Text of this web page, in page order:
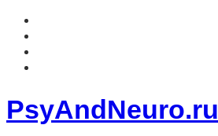
PsyAndNeuro.ru